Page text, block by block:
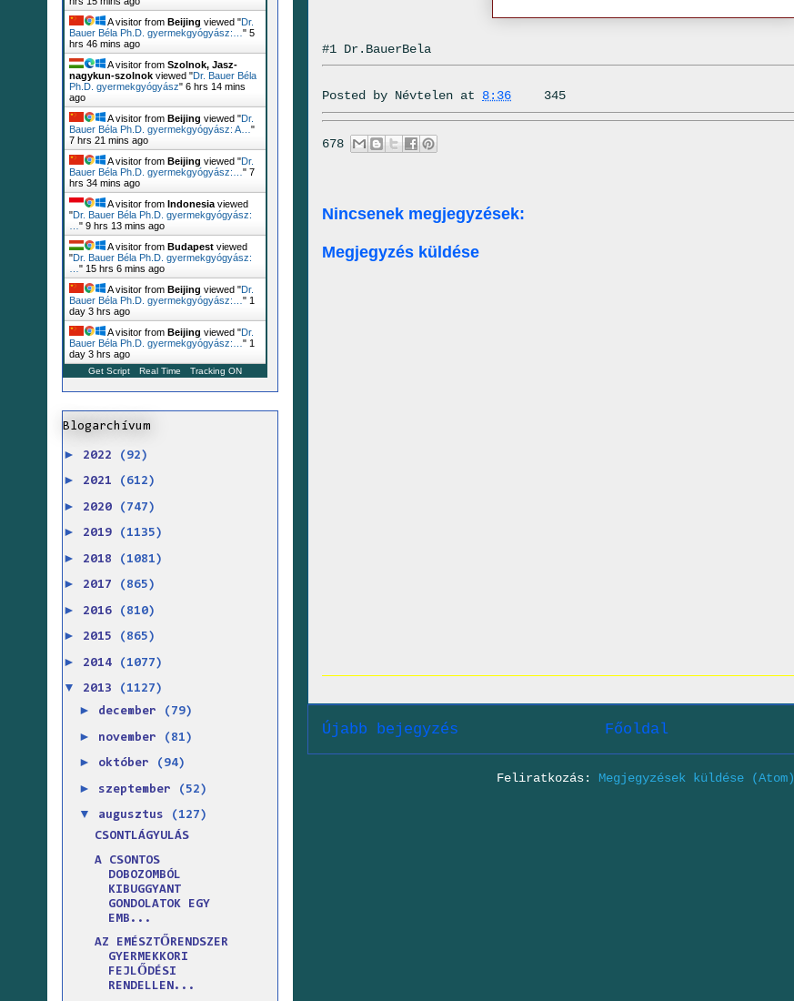
#1 Dr.BauerBela
Posted by Névtelen at 8:36 345
678
Nincsenek megjegyzések:
Megjegyzés küldése
Újabb bejegyzés Főoldal
Feliratkozás: Megjegyzések küldése (Atom)
A visitor from Beijing viewed "Dr.
Bauer Béla Ph.D. gyermekgyógyász:… " 5
hrs 46 mins ago
A visitor from Szolnok, Jasz-
nagykun-szolnok viewed "Dr. Bauer Béla
Ph.D. gyermekgyógyász" 6 hrs 14 mins
ago
A visitor from Beijing viewed "Dr.
Bauer Béla Ph.D. gyermekgyógyász: A… "
7 hrs 21 mins ago
A visitor from Beijing viewed "Dr.
Bauer Béla Ph.D. gyermekgyógyász:… " 7
hrs 34 mins ago
A visitor from Indonesia viewed
"Dr. Bauer Béla Ph.D. gyermekgyógyász:
" 9 hrs 13 mins ago
A visitor from Budapest viewed
"Dr. Bauer Béla Ph.D. gyermekgyógyász:
" 15 hrs 6 mins ago
A visitor from Beijing viewed "Dr.
Bauer Béla Ph.D. gyermekgyógyász:… " 1
day 3 hrs ago
A visitor from Beijing viewed "Dr.
Bauer Béla Ph.D. gyermekgyógyász:… " 1
day 3 hrs ago
Get Script Real Time Tracking ON
Blogarchívum
► 2022 (92)
► 2021 (612)
► 2020 (747)
► 2019 (1135)
► 2018 (1081)
► 2017 (865)
► 2016 (810)
► 2015 (865)
► 2014 (1077)
▼ 2013 (1127)
► december (79)
► november (81)
► október (94)
► szeptember (52)
▼ augusztus
(127)
CSONTLÁGYULÁS
A CSONTOS
DOBOZOMBÓL
KIBUGGYANT
GONDOLATOK EGY
EMB...
AZ EMÉSZTŐRENDSZER
GYERMEKKORI
FEJLŐDÉSI
RENDELLEN...